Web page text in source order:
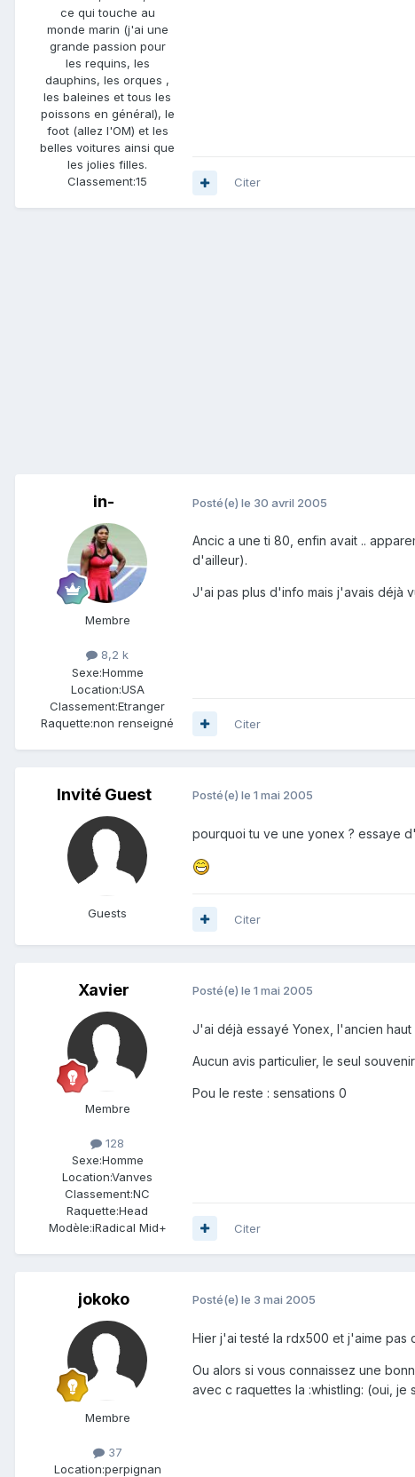
ce qui touche au
monde marin (j'ai une
grande passion pour
les requins, les
dauphins, les orques ,
les baleines et tous les
poissons en général), le
foot (allez l'OM) et les
belles voitures ainsi que
les jolies filles.
Classement:15 Citer
in-
Membre
8,2 k
Sexe:Homme
Location:USA
Classement:Etranger
Raquette:non renseigné
Posté(e) le 30 avril 2005
Ancic a une ti 80, enfin avait ..
d'ailleur).
J'ai pas plus d'info mais j'avais déjà
Citer
Invité Guest
Guests
Posté(e) le 1 mai 2005
pourquoi tu ve une yonex ? essaye
Citer
Xavier
Membre
128
Sexe:Homme
Location:Vanves
Classement:NC
Raquette:Head
Modèle:iRadical Mid+
Posté(e) le 1 mai 2005
J'ai déjà essayé Yonex, l'ancien
Aucun avis particulier, le seul
Pou le reste : sensations 0
Citer
jokoko
Membre
37
Location:perpignan
Posté(e) le 3 mai 2005
Hier j'ai testé la rdx500 et j'aime pas
Ou alors si vous connaissez une
avec c raquettes la :whistling: (oui, je